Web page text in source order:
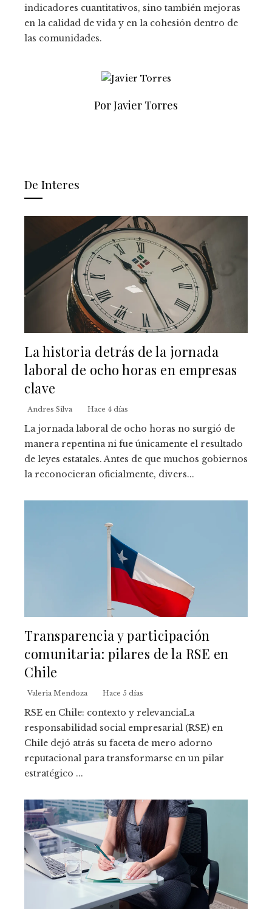
indicadores cuantitativos, sino también mejoras
en la calidad de vida y en la cohesión dentro de
las comunidades.
Por Javier Torres
De Interes
La historia detrás de la jornada
laboral de ocho horas en empresas
clave
Andres Silva Hace 4 días
La jornada laboral de ocho horas no surgió de
manera repentina ni fue únicamente el resultado
de leyes estatales. Antes de que muchos gobiernos
la reconocieran oficialmente, divers...
Transparencia y participación
comunitaria: pilares de la RSE en
Chile
Valeria Mendoza Hace 5 días
RSE en Chile: contexto y relevanciaLa
responsabilidad social empresarial (RSE) en
Chile dejó atrás su faceta de mero adorno
reputacional para transformarse en un pilar
estratégico ...